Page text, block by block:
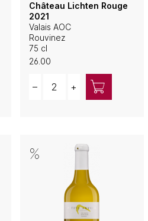
Château Lichten Rouge
2021
Valais AOC
Rouvinez
75 cl
26.00
– +